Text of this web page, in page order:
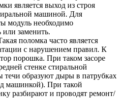
является выход из строя
машиной. Для
модуль необходимо
или заменить.
поломка часто является
с нарушением правил. К
порошка. При таком засоре
стенке стиральной
образуют дыры в патрубках
машинкой). При такой
разбирают и проводят ремонт/